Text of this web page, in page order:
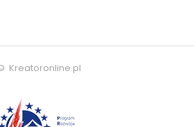
Kreatoronline.pl